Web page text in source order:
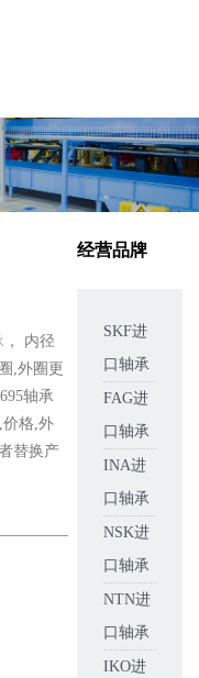
， 内径
,外圈更
轴承
价格,外
替换产
经营品牌
SKF进
口轴承
FAG进
口轴承
INA进
口轴承
NSK进
口轴承
NTN进
口轴承
IKO进